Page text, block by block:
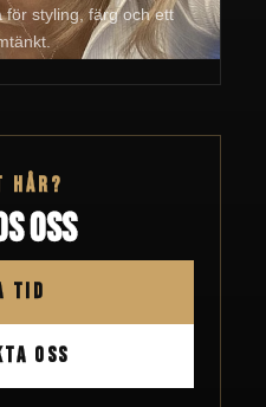
för styling, färg och ett
HÅR?
oss
TID
OSS